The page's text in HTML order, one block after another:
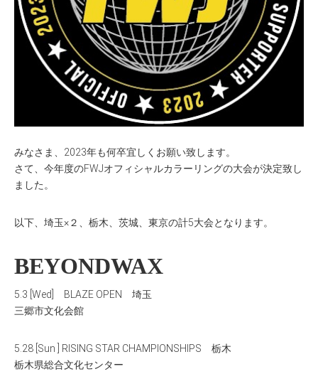
みなさま、2023年も何卒宜しくお願い致します。
さて、今年度のFWJオフィシャルカラーリングの大会が決定致し
ました。
以下、埼玉×２、栃木、茨城、東京の計5大会となります。
BEYONDWAX
5.3 [Wed] BLAZE OPEN 埼玉
三郷市文化会館
5.28 [Sun ] RISING STAR CHAMPIONSHIPS 栃木
栃木県総合文化センター